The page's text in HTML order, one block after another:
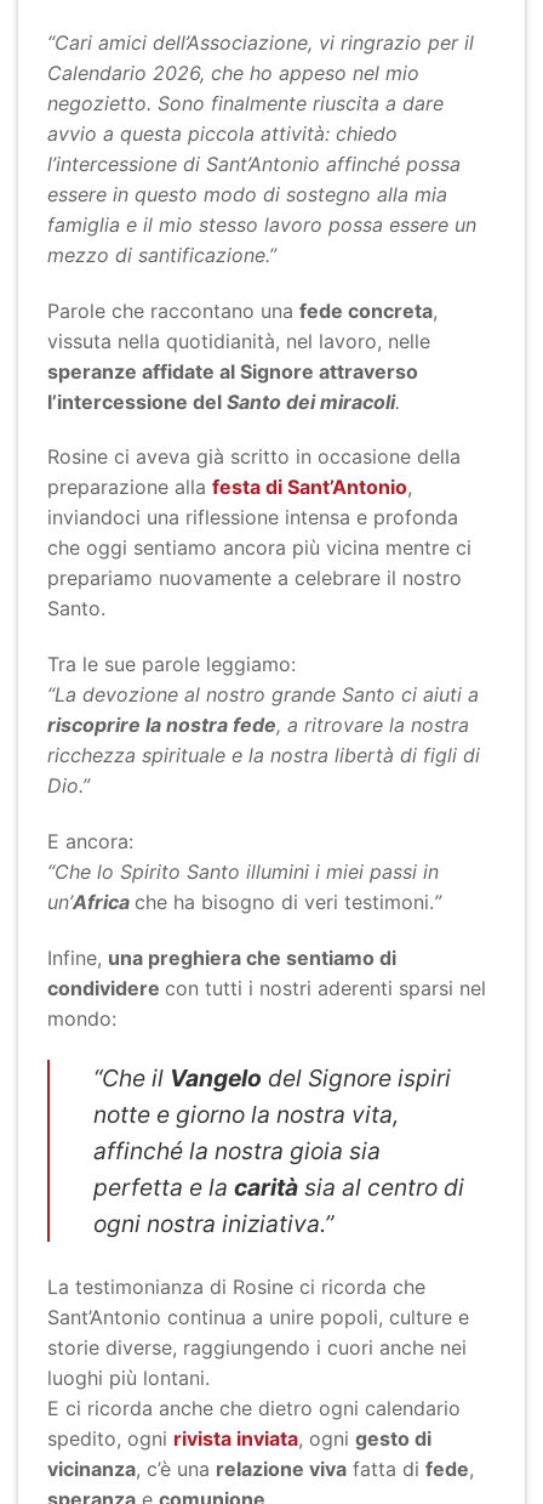
“Cari amici dell’Associazione, vi ringrazio per il
Calendario 2026, che ho appeso nel mio
negozietto. Sono finalmente riuscita a dare
avvio a questa piccola attività: chiedo
l’intercessione di Sant’Antonio affinché possa
essere in questo modo di sostegno alla mia
famiglia e il mio stesso lavoro possa essere un
mezzo di santificazione.”
Parole che raccontano una fede concreta,
vissuta nella quotidianità, nel lavoro, nelle
speranze affidate al Signore attraverso
l’intercessione del Santo dei miracoli.
Rosine ci aveva già scritto in occasione della
preparazione alla festa di Sant’Antonio,
inviandoci una riflessione intensa e profonda
che oggi sentiamo ancora più vicina mentre ci
prepariamo nuovamente a celebrare il nostro
Santo.
Tra le sue parole leggiamo:
“La devozione al nostro grande Santo ci aiuti a
riscoprire la nostra fede, a ritrovare la nostra
ricchezza spirituale e la nostra libertà di figli di
Dio.”
E ancora:
“Che lo Spirito Santo illumini i miei passi in
un’Africa che ha bisogno di veri testimoni.”
Infine, una preghiera che sentiamo di
condividere con tutti i nostri aderenti sparsi nel
mondo:
“Che il Vangelo del Signore ispiri
notte e giorno la nostra vita,
affinché la nostra gioia sia
perfetta e la carità sia al centro di
ogni nostra iniziativa.”
La testimonianza di Rosine ci ricorda che
Sant’Antonio continua a unire popoli, culture e
storie diverse, raggiungendo i cuori anche nei
luoghi più lontani.
E ci ricorda anche che dietro ogni calendario
spedito, ogni rivista inviata, ogni gesto di
vicinanza, c’è una relazione viva fatta di fede,
speranza e comunione